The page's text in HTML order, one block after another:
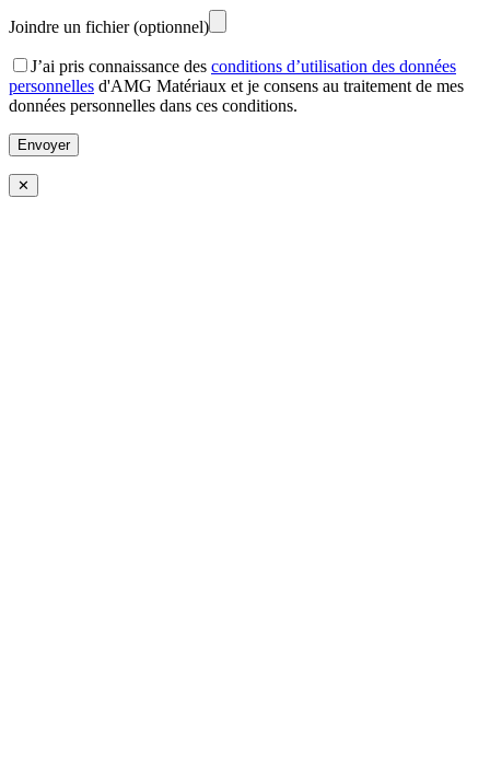
Joindre un fichier (optionnel)
J’ai pris connaissance des conditions d’utilisation des données
personnelles d'AMG Matériaux et je consens au traitement de mes
données personnelles dans ces conditions.
✕